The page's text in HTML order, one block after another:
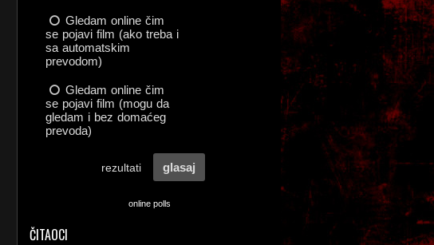
online polls
ČITAOCI